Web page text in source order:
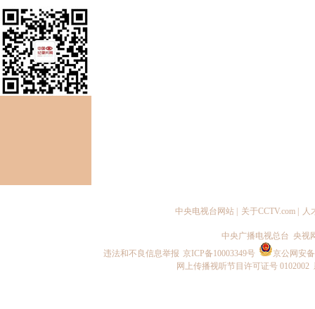
中央电视台网站 关于CCTV.com 人
中央广播电视总台 央视
违法和不良信息举报 京ICP备10003349号
京公网安备
网上传播视听节目许可证号 0102002